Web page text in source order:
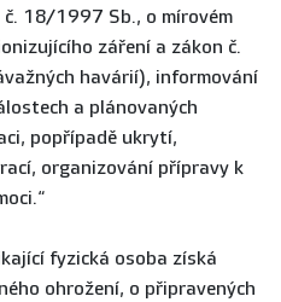
18/1997 Sb., o mírovém
záření a zákon č.
havárií), informování
a plánovaných
popřípadě ukrytí,
organizování přípravy k
fyzická osoba získá
ohrožení, o připravených